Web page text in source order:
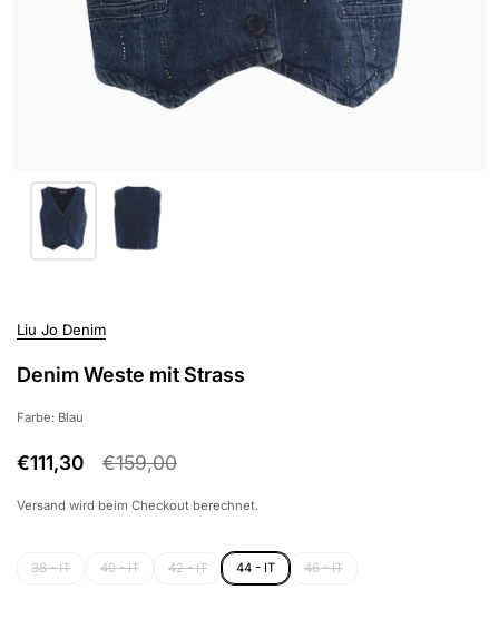
Liu Jo Denim
Denim Weste mit Strass
Farbe: Blau
€111,30 €159,00
Versand wird beim Checkout berechnet.
38 - IT 40 - IT 42 - IT 44 - IT 46 - IT